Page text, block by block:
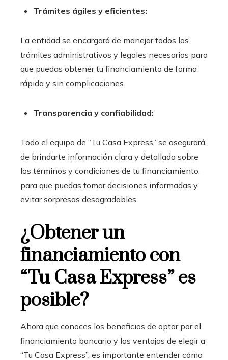
Trámites ágiles y eficientes:
La entidad se encargará de manejar todos los
trámites administrativos y legales necesarios para
que puedas obtener tu financiamiento de forma
rápida y sin complicaciones.
Transparencia y confiabilidad:
Todo el equipo de “Tu Casa Express” se asegurará
de brindarte información clara y detallada sobre
los términos y condiciones de tu financiamiento,
para que puedas tomar decisiones informadas y
evitar sorpresas desagradables.
¿Obtener un
financiamiento con
“Tu Casa Express” es
posible?
Ahora que conoces los beneficios de optar por el
financiamiento bancario y las ventajas de elegir a
“Tu Casa Express”, es importante entender cómo